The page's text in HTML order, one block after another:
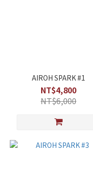
AIROH SPARK #1
NT$4,800
NT$6,000